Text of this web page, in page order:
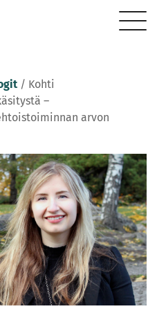
/ Kohti
–
arvon